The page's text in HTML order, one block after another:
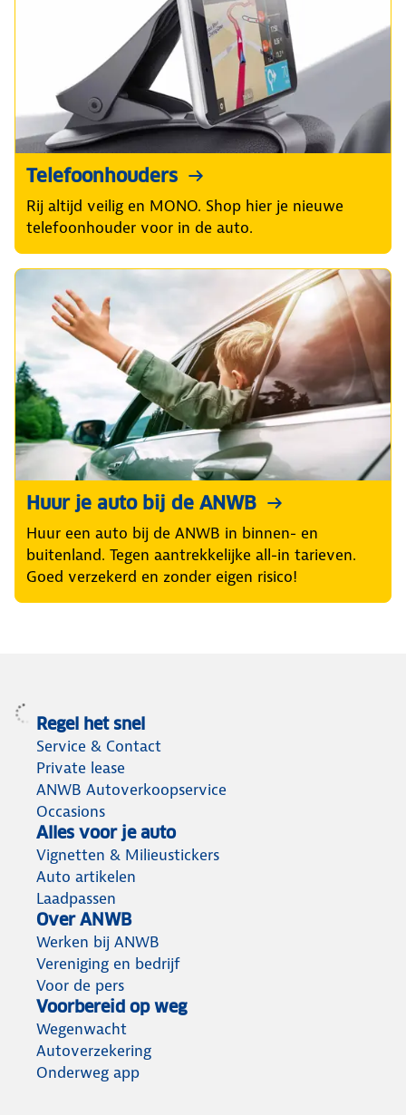
Telefoonhouders
Rij altijd veilig en MONO. Shop hier je nieuwe
telefoonhouder voor in de auto.
Huur je auto bij de ANWB
Huur een auto bij de ANWB in binnen- en
buitenland. Tegen aantrekkelijke all-in tarieven.
Goed verzekerd en zonder eigen risico!
Regel het snel
Service & Contact
Private lease
ANWB Autoverkoopservice
Occasions
Alles voor je auto
Vignetten & Milieustickers
Auto artikelen
Laadpassen
Over ANWB
Werken bij ANWB
Vereniging en bedrijf
Voor de pers
Voorbereid op weg
Wegenwacht
Autoverzekering
Onderweg app